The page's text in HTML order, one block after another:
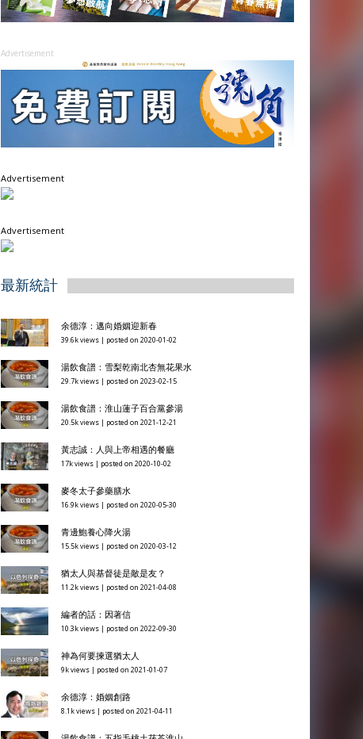
Advertisement
Advertisement
Advertisement
最新統計
余德淳：邁向婚姻迎新春
39.6k views posted on 2020-01-02
湯飲食譜：雪梨乾南北杏無花果水
29.7k views posted on 2023-02-15
湯飲食譜：淮山蓮子百合黨參湯
20.5k views posted on 2021-12-21
黃志誠：人與上帝相遇的餐廳
17k views posted on 2020-10-02
麥冬太子參藥膳水
16.9k views posted on 2020-05-30
青邊鮑養心降火湯
15.5k views posted on 2020-03-12
猶太人與基督徒是敵是友？
11.2k views posted on 2021-04-08
編者的話：因著信
10.3k views posted on 2022-09-30
神為何要揀選猶太人
9k views posted on 2021-01-07
余德淳：婚姻創路
8.1k views posted on 2021-04-11